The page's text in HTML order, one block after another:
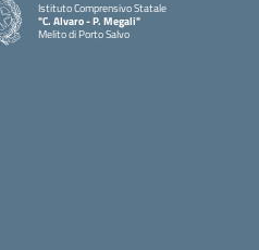
Istituto Comprensivo Statale
"C. Alvaro - P. Megali"
Melito di Porto Salvo